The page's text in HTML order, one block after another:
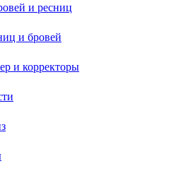
и ресниц
и бровей
и корректоры